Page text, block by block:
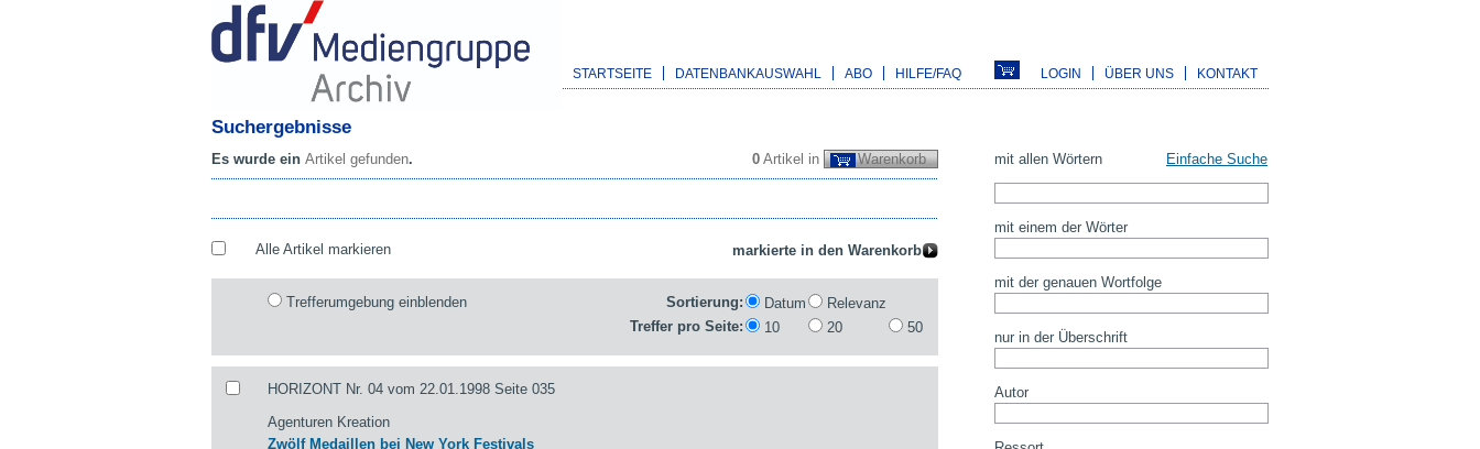
STARTSEITE DATENBANKAUSWAHL ABO HILFE/FAQ LOGIN ÜBER UNS KONTAKT
Suchergebnisse
0 Artikel in Warenkorb
Es wurde ein Artikel gefunden.
Alle Artikel markieren
Trefferumgebung einblenden Sortierung: Datum
Relevanz
Treffer pro Seite:
10 20 50
HORIZONT Nr. 04 vom 22.01.1998 Seite 035
Agenturen Kreation
Zwölf Medaillen bei New York Festivals
mit allen Wörtern Einfache Suche
mit einem der Wörter
mit der genauen Wortfolge
nur in der Überschrift
Autor